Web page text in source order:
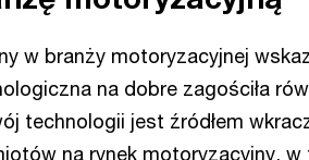
w branży motoryzacyjnej
na dobre zagościła
technologii jest źródłem
na rynek motoryzacyjny, w